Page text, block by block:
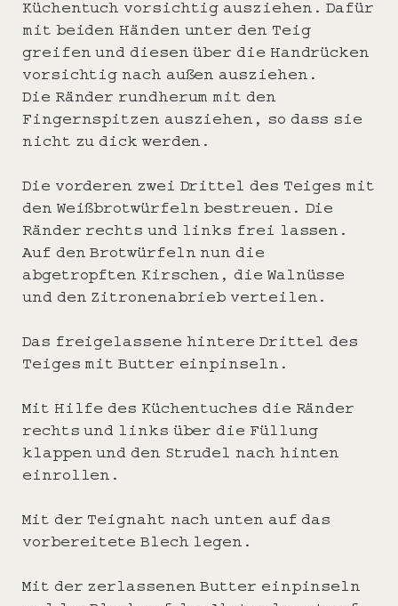
Küchentuch vorsichtig ausziehen. Dafür
mit beiden Händen unter den Teig
greifen und diesen über die Handrücken
vorsichtig nach außen ausziehen.
Die Ränder rundherum mit den
Fingernspitzen ausziehen, so dass sie
nicht zu dick werden.
Die vorderen zwei Drittel des Teiges mit
den Weißbrotwürfeln bestreuen. Die
Ränder rechts und links frei lassen.
Auf den Brotwürfeln nun die
abgetropften Kirschen, die Walnüsse
und den Zitronenabrieb verteilen.
Das freigelassene hintere Drittel des
Teiges mit Butter einpinseln.
Mit Hilfe des Küchentuches die Ränder
rechts und links über die Füllung
klappen und den Strudel nach hinten
einrollen.
Mit der Teignaht nach unten auf das
vorbereitete Blech legen.
Mit der zerlassenen Butter einpinseln